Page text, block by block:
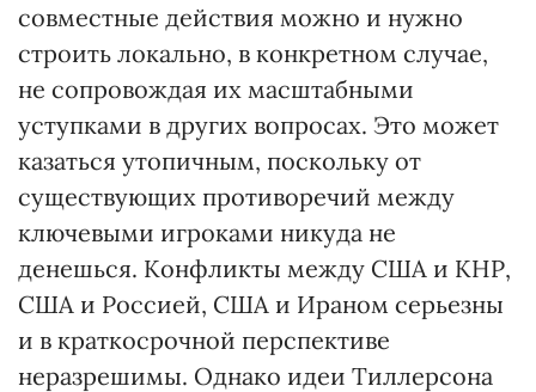
совместные действия можно и нужно
строить локально, в конкретном случае,
не сопровождая их масштабными
уступками в других вопросах. Это может
казаться утопичным, поскольку от
существующих противоречий между
ключевыми игроками никуда не
денешься. Конфликты между США и КНР,
США и Россией, США и Ираном серьезны
и в краткосрочной перспективе
неразрешимы. Однако идеи Тиллерсона